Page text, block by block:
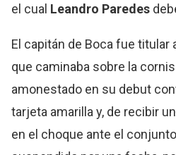
el cual Leandro Paredes
El capitán de Boca fue titular
que caminaba sobre la
amonestado en su debut
tarjeta amarilla y, de recibir
en el choque ante el